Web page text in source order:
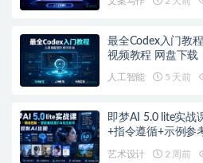
最全Codex入门教
视频教程 网盘下载
人工智能 5 天前
即梦AI 5.0 lite实战
+指令遵循+示例参
艺术设计 2 周前